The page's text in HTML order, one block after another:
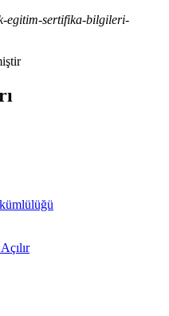
egitim-sertifika-bilgileri-